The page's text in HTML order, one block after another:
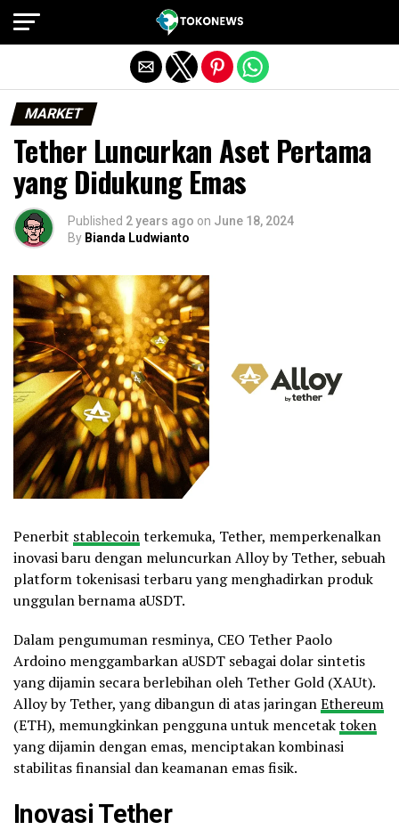
MARKET
Tether Luncurkan Aset Pertama
yang Didukung Emas
Published 2 years ago on June 18, 2024
By Bianda Ludwianto
Penerbit stablecointerkemuka, Tether, memperkenalkan
inovasi baru dengan meluncurkan Alloy by Tether, sebuah
platform tokenisasi terbaru yang menghadirkan produk
unggulan bernama aUSDT.
Dalam pengumuman resminya, CEO Tether Paolo
Ardoino menggambarkan aUSDT sebagai dolar sintetis
yang dijamin secara berlebihan oleh Tether Gold (XAUt).
Alloy by Tether, yang dibangun di atas jaringanEthereum
(ETH), memungkinkan pengguna untuk mencetaktoken
yang dijamin dengan emas, menciptakan kombinasi
stabilitas finansial dan keamanan emas fisik.
Inovasi Tether
Exit mobile version